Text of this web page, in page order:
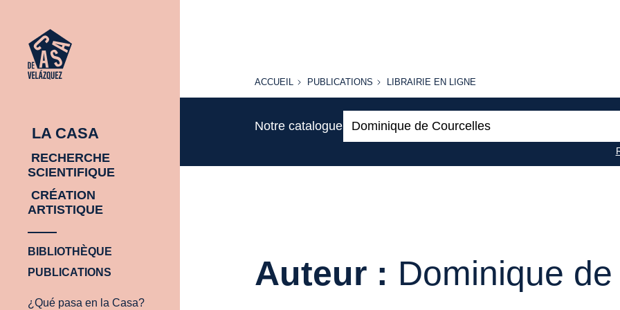
LA CASA
RECHERCHE
SCIENTIFIQUE
CRÉATION
ARTISTIQUE
BIBLIOTHÈQUE
PUBLICATIONS
¿Qué pasa en la Casa?
ACCUEIL
ACCUEIL PUBLICATIONS
PUBLICATIONS
LIBRAIRIE
LIBRAIRIE EN LIGNE
Notre catalogue:
Auteur : Dominique